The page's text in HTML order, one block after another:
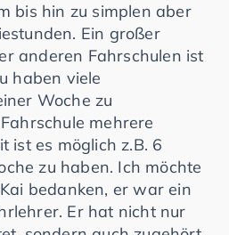
bis hin zu simplen aber
Ein großer
anderen Fahrschulen ist
haben viele
Woche zu
mehrere
ist es möglich z.B. 6
zu haben. Ich möchte
bedanken, er war ein
Er hat nicht nur